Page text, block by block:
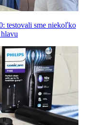
testovali sme niekoľko